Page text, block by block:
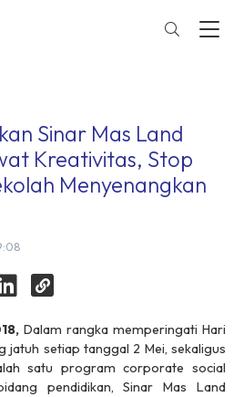
Sinar Mas Land
Kreativitas, Stop
Menyenangkan
Dalam rangka memperingati Hari
jatuh setiap tanggal 2 Mei, sekaligus
satu programcorporatesocial
pendidikan, Sinar Mas Land